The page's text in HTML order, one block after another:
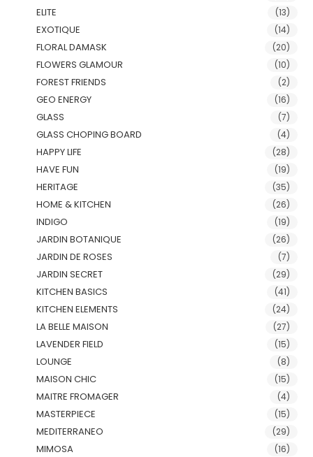
ELITE (13)
EXOTIQUE (14)
FLORAL DAMASK (20)
FLOWERS GLAMOUR (10)
FOREST FRIENDS (2)
GEO ENERGY (16)
GLASS (7)
GLASS CHOPING BOARD (4)
HAPPY LIFE (28)
HAVE FUN (19)
HERITAGE (35)
HOME & KITCHEN (26)
INDIGO (19)
JARDIN BOTANIQUE (26)
JARDIN DE ROSES (7)
JARDIN SECRET (29)
KITCHEN BASICS (41)
KITCHEN ELEMENTS (24)
LA BELLE MAISON (27)
LAVENDER FIELD (15)
LOUNGE (8)
MAISON CHIC (15)
MAITRE FROMAGER (4)
MASTERPIECE (15)
MEDITERRANEO (29)
MIMOSA (16)